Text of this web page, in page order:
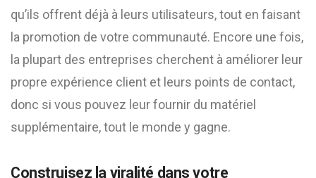
qu’ils offrent déjà à leurs utilisateurs, tout en faisant
la promotion de votre communauté. Encore une fois,
la plupart des entreprises cherchent à améliorer leur
propre expérience client et leurs points de contact,
donc si vous pouvez leur fournir du matériel
supplémentaire, tout le monde y gagne.
Construisez la viralité dans votre